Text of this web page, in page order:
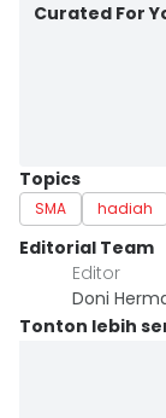
Curated For
Topics
SMA hadiah
Editorial Team
Editor
Doni
Tonton lebih